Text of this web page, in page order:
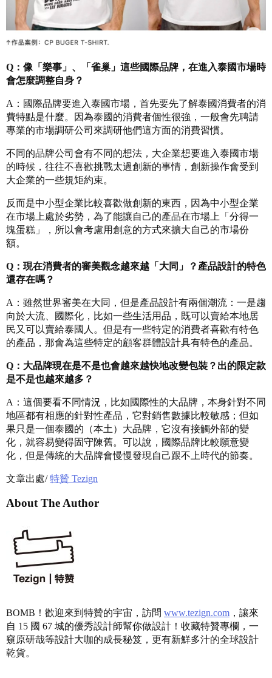
Q：像「樂事」、「雀巢」這些國際品牌，在進入泰國市場時
會怎麼調整自身？
A：國際品牌要進入泰國市場，首先要先了解泰國消費者的消
費特點是什麼。因為泰國的消費者個性很強，一般會先聘請
專業的市場調研公司來調研他們這方面的消費習慣。
不同的品牌公司會有不同的想法，大企業想要進入泰國市場
的時候，往往不喜歡挑戰太過創新的事情，創新操作會受到
大企業的一些規矩約束。
反而是中小型企業比較喜歡做創新的東西，因為中小型企業
在市場上處於劣勢，為了能讓自己的產品在市場上「分得一
塊蛋糕」，所以會考慮用創意的方式來擴大自己的市場份
額。
Q：現在消費者的審美觀念越來越「大同」？產品設計的特色
還存在嗎？
A：雖然世界審美在大同，但是產品設計有兩個潮流：一是趨
向於大流、國際化，比如一些生活用品，既可以賣給本地居
民又可以賣給泰國人。但是有一些特定的消費者喜歡有特色
的產品，那會為這些特定的顧客群體設計具有特色的產品。
Q：大品牌現在是不是也會越來越快地改變包裝？出的限定款
是不是也越來越多？
A：這個要看不同情況，比如國際性的大品牌，本身針對不同
地區都有相應的針對性產品，它對銷售數據比較敏感；但如
果只是一個泰國的（本土）大品牌，它沒有接觸外部的變
化，就容易變得固守陳舊。可以說，國際品牌比較願意變
化，但是傳統的大品牌會慢慢發現自己跟不上時代的節奏。
文章出處/特贊 Tezign
About The Author
BOMB！歡迎來到特贊的宇宙，訪問 www.tezign.com ，讓來
自 15 國 67 城的優秀設計師幫你做設計！收藏特贊專欄，一
窺原研哉等設計大咖的成長秘笈，更有新鮮多汁的全球設計
乾貨。